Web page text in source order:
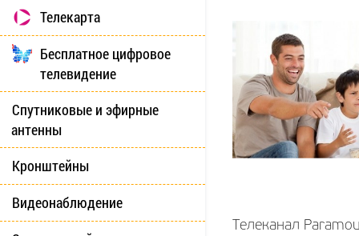
Телекарта
Бесплатное цифровое
телевидение
Спутниковые и эфирные
антенны
Кронштейны
Видеонаблюдение
Телеканал